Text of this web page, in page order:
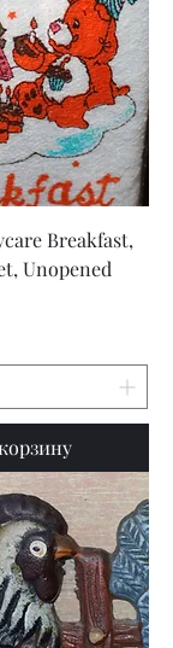
Breakfast,
Unopened